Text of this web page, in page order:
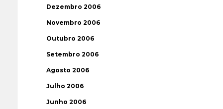
Dezembro 2006
Novembro 2006
Outubro 2006
Setembro 2006
Agosto 2006
Julho 2006
Junho 2006